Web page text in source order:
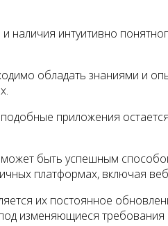
наличия интуитивно
обладать знаниями и
приложения
быть успешным
платформах, включая
их постоянное
изменяющиеся